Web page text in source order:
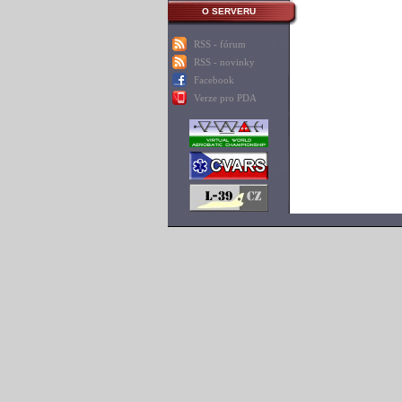
O SERVERU
RSS - fórum
RSS - novinky
Facebook
Verze pro PDA